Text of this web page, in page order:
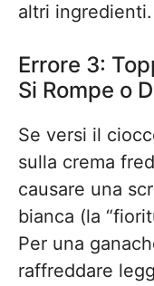
altri ingredienti.
Errore 3:
Si Rompe o
Se versi il
sulla crema
causare una
bianca (la
Per una
raffreddare